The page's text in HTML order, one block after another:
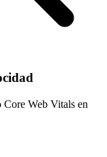
Core Web Vitals en